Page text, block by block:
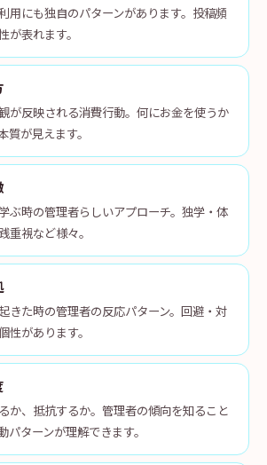
用にも独自のパターンがあります。投稿頻
が表れます。
が反映される消費行動。何にお金を使うか
質が見えます。
ぶ時の管理者らしいアプローチ。独学・体
重視など様々。
きた時の管理者の反応パターン。回避・対
性があります。
か、抵抗するか。管理者の傾向を知ること
パターンが理解できます。